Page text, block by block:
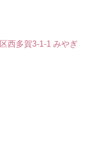
西多賀3-1-1 みやぎ